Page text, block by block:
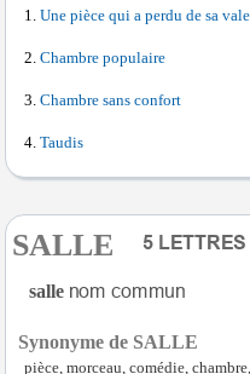
Une pièce qui a perdu de sa
Chambre populaire
Chambre sans confort
Taudis
SALLE
salle
Synonyme de SALLE
pièce, morceau, comédie,